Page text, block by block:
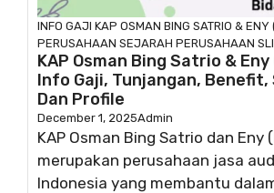
INFO GAJI KAP OSMAN BING SATRIO & ENY
PERUSAHAAN SEJARAH PERUSAHAAN
KAP Osman Bing Satrio &
Info Gaji, Tunjangan, Benefit,
Dan Profile
December 1, 2025Admin
KAP Osman Bing Satrio dan Eny
merupakan perusahaan jasa
Indonesia yang membantu